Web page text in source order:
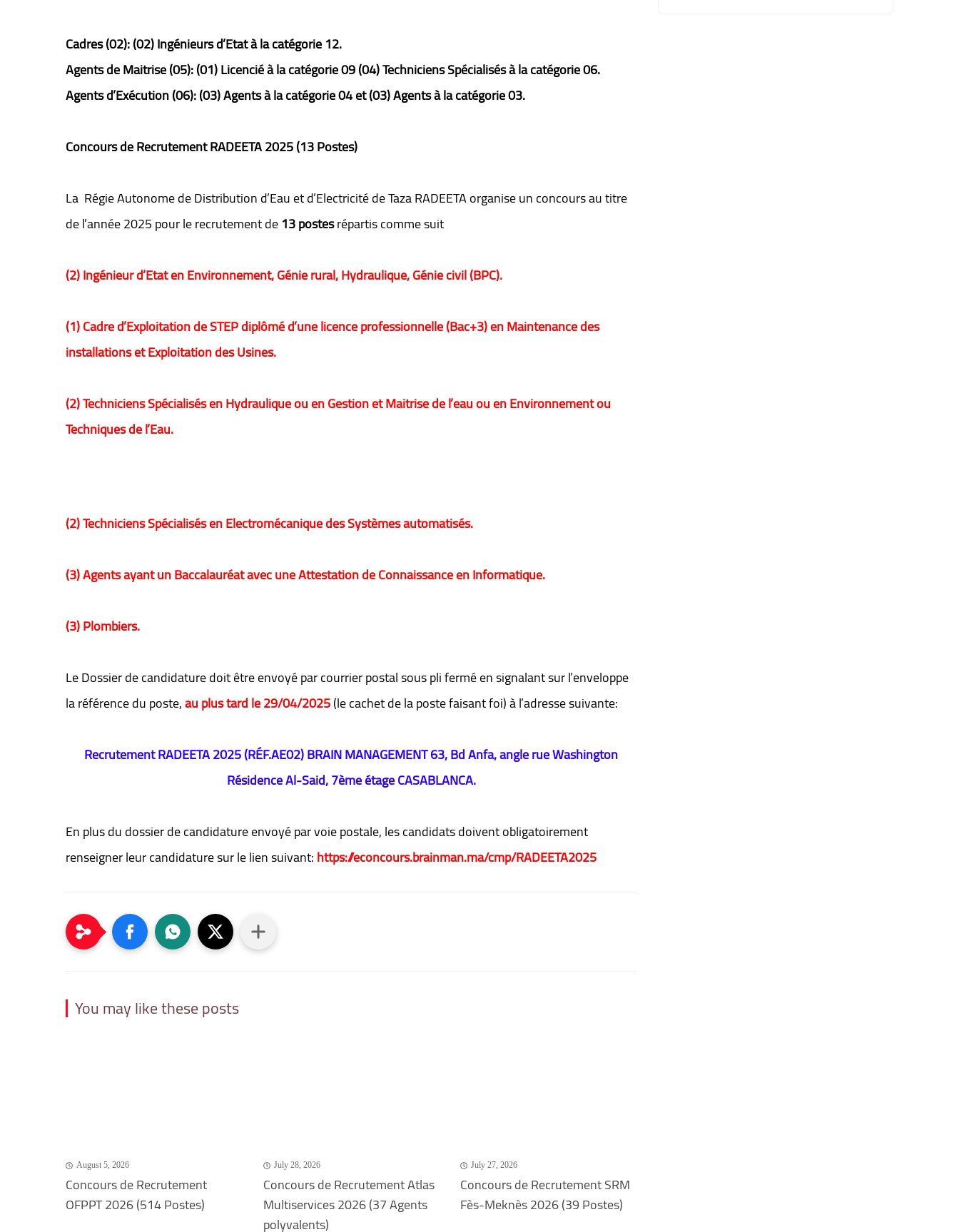
Cadres (02): (02) Ingénieurs d’Etat à la catégorie 12.
Agents de Maitrise (05): (01) Licencié à la catégorie 09 (04) Techniciens Spécialisés à la catégorie 06.
Agents d’Exécution (06): (03) Agents à la catégorie 04 et (03) Agents à la catégorie 03.
Concours de Recrutement RADEETA 2025 (13 Postes)
La Régie Autonome de Distribution d’Eau et d’Electricité de Taza RADEETA organise un concours au titre
de l’année 2025 pour le recrutement de13 postesrépartis comme suit
(2) Ingénieur d’Etat en Environnement, Génie rural, Hydraulique, Génie civil (BPC).
(1) Cadre d’Exploitation de STEP diplômé d’une licence professionnelle (Bac+3) en Maintenance des
installations et Exploitation des Usines.
(2) Techniciens Spécialisés en Hydraulique ou en Gestion et Maitrise de l’eau ou en Environnement ou
Techniques de l’Eau.
(2) Techniciens Spécialisés en Electromécanique des Systèmes automatisés.
(3) Agents ayant un Baccalauréat avec une Attestation de Connaissance en Informatique.
(3) Plombiers.
Le Dossier de candidature doit être envoyé par courrier postal sous pli fermé en signalant sur l’enveloppe
la référence du poste,au plus tard le 29/04/2025(le cachet de la poste faisant foi) à l’adresse suivante:
Recrutement RADEETA 2025 (RÉF.AE02) BRAIN MANAGEMENT 63, Bd Anfa, angle rue Washington
Résidence Al-Said, 7ème étage CASABLANCA.
En plus du dossier de candidature envoyé par voie postale, les candidats doivent obligatoirement
renseigner leur candidature sur le lien suivant:https://econcours.brainman.ma/cmp/RADEETA2025
You may like these posts
August 5, 2026
Concours de Recrutement
OFPPT 2026 (514 Postes)
July 28, 2026
Concours de Recrutement Atlas
Multiservices 2026 (37 Agents
polyvalents)
July 27, 2026
Concours de Recrutement SRM
Fès-Meknès 2026 (39 Postes)